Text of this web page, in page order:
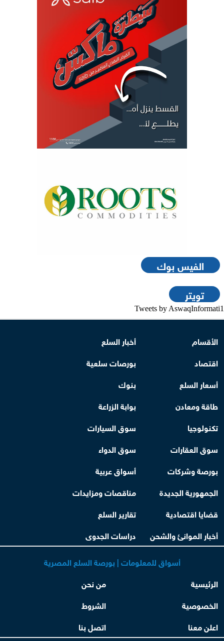
الفيس بوك
تويتر
Tweets by AswaqInformati1
الأقسام
أخبار السلع
اقتصاد
بورصات سلعية
أسعار السلع
بنوك
طاقة ومعادن
بوابة الزراعة
تكنولوجيا
سوق السيارات
سوق العقارات
سوق الدواء
بورصة وشركات
أسواق عربية
الجمهورية الجديدة
مناقصات ومزايدات
قضايا اقتصادية
تقارير السلع
أخبار الموانئ والشحن
دراسات الجدوى
أسواق للمعلومات | بورصة السلع المصرية
الرئيسية
من نحن
الخصوصية
الشروط
اعلن معنا
اتصل بنا